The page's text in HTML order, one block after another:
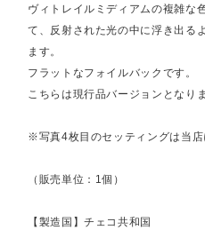
ヴィトレイルミディアムの複雑な
て、反射された光の中に浮き出る
ます。
フラットなフォイルバックです。
こちらは現行品バージョンとなりま
※写真4枚目のセッティングは当
（販売単位：1個）
【製造国】チェコ共和国